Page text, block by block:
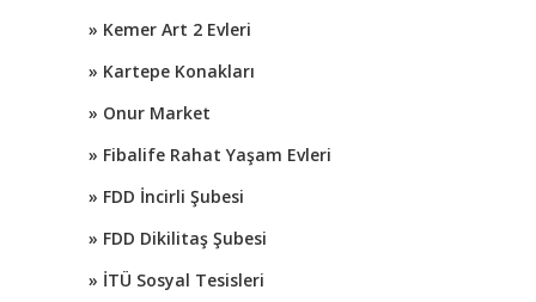
» Kemer Art 2 Evleri
» Kartepe Konakları
» Onur Market
» Fibalife Rahat Yaşam Evleri
» FDD İncirli Şubesi
» FDD Dikilitaş Şubesi
» İTÜ Sosyal Tesisleri